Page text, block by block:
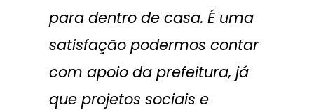
para dentro de casa. É uma
satisfação podermos contar
com apoio da prefeitura, já
que projetos sociais e